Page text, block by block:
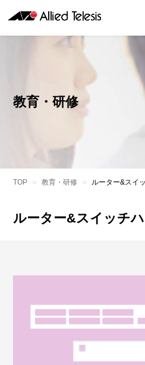
教育・研修
TOP 教育・研修 ルーター&スイ
ルーター&スイッチ